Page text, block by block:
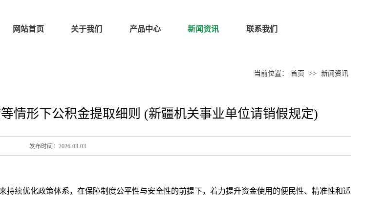
网站首页 关于我们 产品中心 新闻资讯 联系我们
当前位置： 首页 >> 新闻资讯
情形下公积金提取细则 (新疆机关事业单位请销假规定)
发布时间：2026-03-03
续优化政策体系，在保障制度公平性与安全性的前提下，着力提升资金使用的便民性、精准性和适